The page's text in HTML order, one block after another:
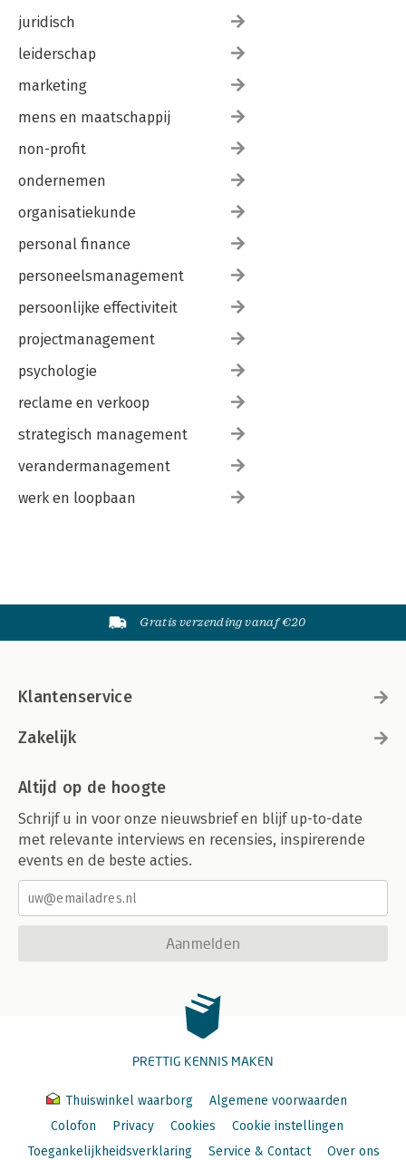
juridisch
leiderschap
marketing
mens en maatschappij
non-profit
ondernemen
organisatiekunde
personal finance
personeelsmanagement
persoonlijke effectiviteit
projectmanagement
psychologie
reclame en verkoop
strategisch management
verandermanagement
werk en loopbaan
Gratis verzending vanaf €20
Klantenservice
Zakelijk
Altijd op de hoogte
Schrijf u in voor onze nieuwsbrief en blijf up-to-date
met relevante interviews en recensies, inspirerende
events en de beste acties.
Aanmelden
PRETTIG KENNIS MAKEN
Thuiswinkel waarborg
Algemene voorwaarden
Colofon
Privacy Cookies
Cookie instellingen
Toegankelijkheidsverklaring
Service & Contact Over ons